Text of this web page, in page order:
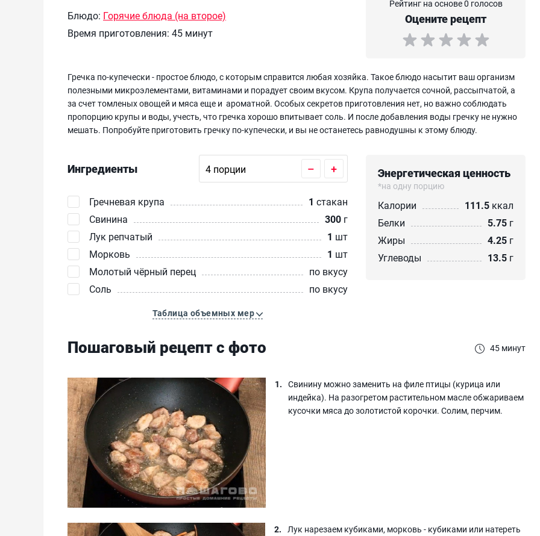
Блюдо: Горячие блюда (на второе)
Время приготовления: 45 минут
Рейтинг на основе 0 голосов
Оцените рецепт
Гречка по-купечески - простое блюдо, с которым справится любая хозяйка. Такое блюдо насытит ваш организм
полезными микроэлементами, витаминами и порадует своим вкусом. Крупа получается сочной, рассыпчатой, а
за счет томленых овощей и мяса еще и ароматной. Особых секретов приготовления нет, но важно соблюдать
пропорцию крупы и воды, учесть, что гречка хорошо впитывает соль. И после добавления воды гречку не нужно
мешать. Попробуйте приготовить гречку по-купечески, и вы не останетесь равнодушны к этому блюду.
Ингредиенты – +
Гречневая крупа 1 стакан
Свинина
300 г
Лук репчатый
1 шт
Морковь
1 шт
Молотый чёрный перец
по вкусу
Соль
по вкусу
Таблица объемных мер
Энергетическая ценность
*на одну порцию
Калории 111.5 ккал
Белки
5.75 г
Жиры
4.25 г
Углеводы
13.5 г
Пошаговый рецепт с фото 45 минут
Свинину можно заменить на филе птицы (курица или
индейка). На разогретом растительном масле обжариваем
кусочки мяса до золотистой корочки. Солим, перчим.
Лук нарезаем кубиками, морковь - кубиками или натереть